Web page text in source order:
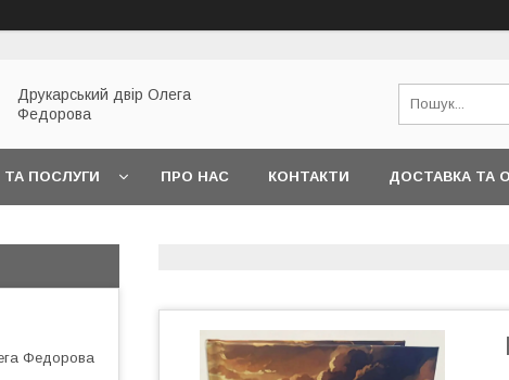
Друкарський двір Олега
Федорова
ТА ПОСЛУГИ ПРО НАС КОНТАКТИ ДОСТАВКА ТА
Федорова